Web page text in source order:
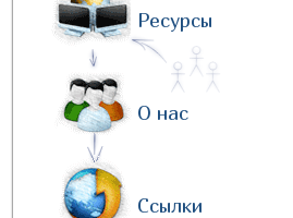
Ресурсы
О нас
Ссылки